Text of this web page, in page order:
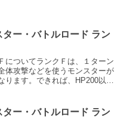
ター・バトルロード ラン
についてランクＦは、１ターン
体攻撃などを使うモンスターが
ります。できれば、HP200以上
分のモンスターチームと直接対
になる1...
ター・バトルロード ラン